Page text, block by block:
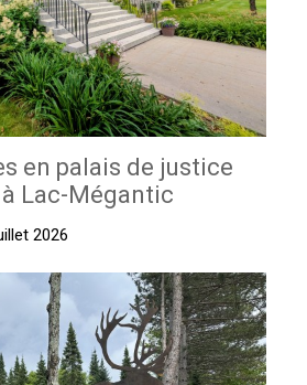
en palais de justice
Lac-Mégantic
2026